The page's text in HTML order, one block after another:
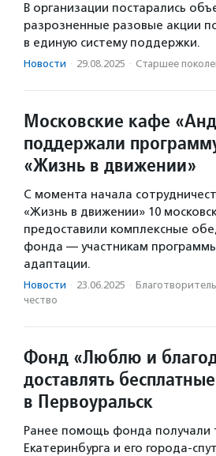
В организации постарались
разрозненные разовые акции
в единую систему поддержки.
Новости · 29.08.2025 · Старшее
Московские кафе
поддержали
«Жизнь в движении»
С момента начала
«Жизнь в движении» 10
предоставили комплексные
фонда — участникам
адаптации.
Новости · 23.06.2025 ·
чест­во
Фонд «Люблю и
доставлять
в Первоуральск
Ранее помощь фонда получали
Екатеринбурга и его города-